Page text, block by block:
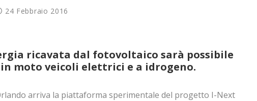
24 Febbraio 2016
ricavata dal fotovoltaico sarà possibile
moto veicoli elettrici e a idrogeno.
arriva la piattaforma sperimentale del progetto I-Next